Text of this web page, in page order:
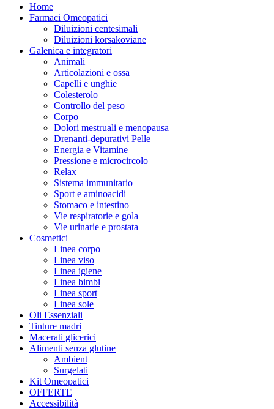
Home
Farmaci Omeopatici
Diluizioni centesimali
Diluizioni korsakoviane
Galenica e integratori
Animali
Articolazioni e ossa
Capelli e unghie
Colesterolo
Controllo del peso
Corpo
Dolori mestruali e menopausa
Drenanti-depurativi Pelle
Energia e Vitamine
Pressione e microcircolo
Relax
Sistema immunitario
Sport e aminoacidi
Stomaco e intestino
Vie respiratorie e gola
Vie urinarie e prostata
Cosmetici
Linea corpo
Linea viso
Linea igiene
Linea bimbi
Linea sport
Linea sole
Oli Essenziali
Tinture madri
Macerati glicerici
Alimenti senza glutine
Ambient
Surgelati
Kit Omeopatici
OFFERTE
Accessibilità